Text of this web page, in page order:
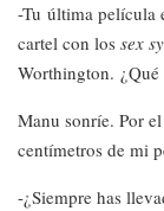
-Tu última película
cartel con los sex
Worthington. ¿Qué
Manu sonríe. Por
centímetros de mi
-¿Siempre has